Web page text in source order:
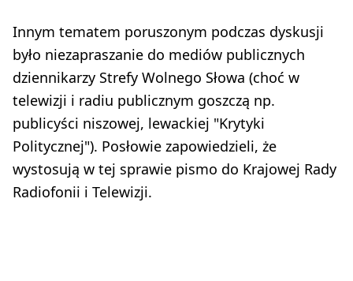
Innym tematem poruszonym podczas dyskusji
było niezapraszanie do mediów publicznych
dziennikarzy Strefy Wolnego Słowa (choć w
telewizji i radiu publicznym goszczą np.
publicyści niszowej, lewackiej "Krytyki
Politycznej"). Posłowie zapowiedzieli, że
wystosują w tej sprawie pismo do Krajowej Rady
Radiofonii i Telewizji.